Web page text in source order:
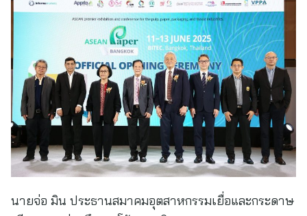
นายจ่อ มิน ประธานสมาคมอุตสาหกรรมเยื่อและกระดาษ